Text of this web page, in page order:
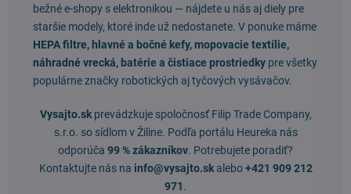
bežné e-shopy s elektronikou — nájdete u nás aj diely pre
staršie modely, ktoré inde už nedostanete. V ponuke máme
HEPA filtre, hlavné a bočné kefy, mopovacie textílie,
náhradné vrecká, batérie a čistiace prostriedky pre všetky
populárne značky robotických aj tyčových vysávačov.
Vysajto.skprevádzkuje spoločnosť Filip Trade Company,
s.r.o. so sídlom v Žiline. Podľa portálu Heureka nás
odporúča 99 % zákazníkov. Potrebujete poradiť?
Kontaktujte nás na info@vysajto.skalebo+421 909 212
971.